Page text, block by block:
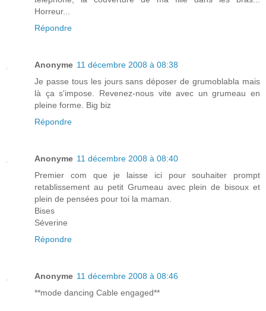
Horreur...
Répondre
Anonyme 11 décembre 2008 à 08:38
Je passe tous les jours sans déposer de grumoblabla mais
là ça s'impose. Revenez-nous vite avec un grumeau en
pleine forme. Big biz
Répondre
Anonyme 11 décembre 2008 à 08:40
Premier com que je laisse ici pour souhaiter prompt
retablissement au petit Grumeau avec plein de bisoux et
plein de pensées pour toi la maman.
Bises
Séverine
Répondre
Anonyme 11 décembre 2008 à 08:46
**mode dancing Cable engaged**